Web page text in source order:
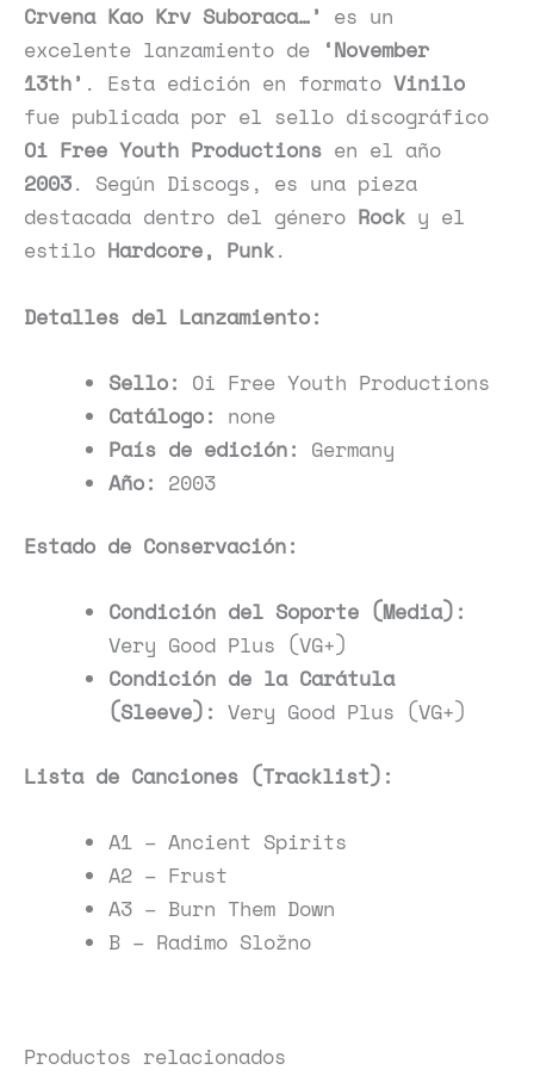
Crvena Kao Krv Suboraca…’ es un
excelente lanzamiento de ‘November
13th’ . Esta edición en formato Vinilo
fue publicada por el sello discográfico
Oi Free Youth Productions en el año
2003. Según Discogs, es una pieza
destacada dentro del género Rock y el
estilo Hardcore, Punk.
Detalles del Lanzamiento:
Sello: Oi Free Youth Productions
Catálogo: none
País de edición: Germany
Año: 2003
Estado de Conservación:
Condición del Soporte (Media):
Very Good Plus (VG+)
Condición de la Carátula
(Sleeve): Very Good Plus (VG+)
Lista de Canciones (Tracklist):
A1 – Ancient Spirits
A2 – Frust
A3 – Burn Them Down
B – Radimo Složno
Productos relacionados